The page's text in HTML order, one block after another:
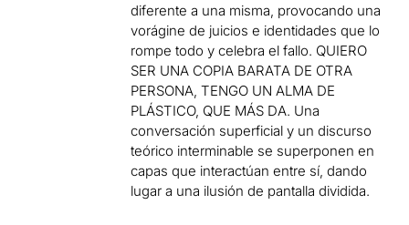
diferente a una misma, provocando una
vorágine de juicios e identidades que lo
rompe todo y celebra el fallo. QUIERO
SER UNA COPIA BARATA DE OTRA
PERSONA, TENGO UN ALMA DE
PLÁSTICO, QUE MÁS DA. Una
conversación superficial y un discurso
teórico interminable se superponen en
capas que interactúan entre sí, dando
lugar a una ilusión de pantalla dividida.